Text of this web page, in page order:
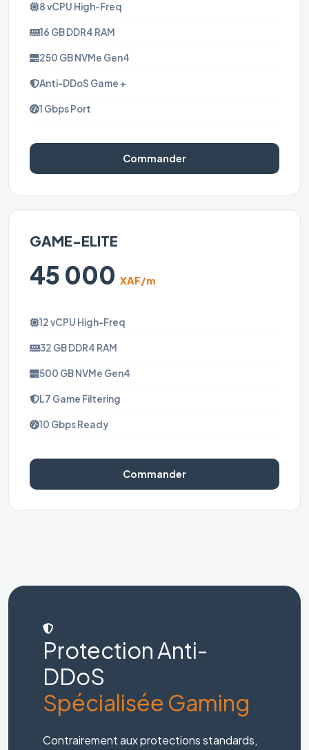
8 vCPU High-Freq
16 GB DDR4 RAM
250 GB NVMe Gen4
Anti-DDoS Game +
1 Gbps Port
Commander
GAME-ELITE
45 000 XAF/m
12 vCPU High-Freq
32 GB DDR4 RAM
500 GB NVMe Gen4
L7 Game Filtering
10 Gbps Ready
Commander
Protection Anti-
DDoS
Spécialisée Gaming
Contrairement aux protections standards,